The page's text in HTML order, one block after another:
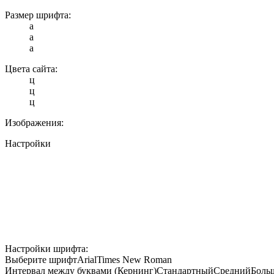
Размер шрифта:
a
a
a
Цвета сайта:
ц
ц
ц
Изображения:
Настройки
Настройки шрифта:
Выберите шрифтArialTimes New Roman
Интервал между буквами (Кернинг)СтандартныйСредний